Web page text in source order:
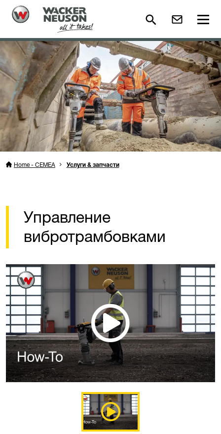
Home - CEMEA Услуги & запчасти
Управление
вибротрамбовками